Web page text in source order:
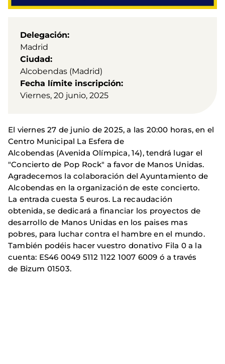
Delegación
Madrid
Ciudad
Alcobendas (Madrid)
Fecha límite inscripción
Viernes, 20 junio, 2025
El viernes 27 de junio de 2025, a las 20:00 horas, en el
Centro Municipal La Esfera de
Alcobendas (Avenida Olímpica, 14), tendrá lugar el
"Concierto de Pop Rock" a favor de Manos Unidas.
Agradecemos la colaboración del Ayuntamiento de
Alcobendas en la organización de este concierto.
La entrada cuesta 5 euros. La recaudación
obtenida, se dedicará a financiar los proyectos de
desarrollo de Manos Unidas en los paises mas
pobres, para luchar contra el hambre en el mundo.
También podéis hacer vuestro donativo Fila 0 a la
cuenta: ES46 0049 5112 1122 1007 6009 ó a través
de Bizum 01503.